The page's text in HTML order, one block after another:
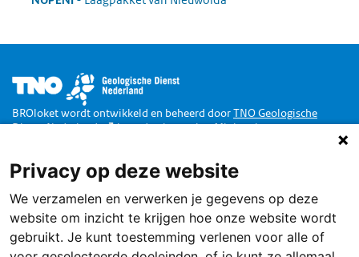
Afbeelding
BROloket wordt ontwikkeld en beheerd doorTNO Geologische
Dienst Nederland
in opdracht van hetMinisterie van
Doe mee
Dankzij de Wet Basisregistratie Ondergrond zijn alle publieke
gegevens van de Nederlandse ondergrond toegankelijk via een loket,
het BROloket.
Ook jij kunt daarbij helpen
Privacy op deze website
We verzamelen en verwerken je gegevens op deze
website om inzicht te krijgen hoe onze website wordt
gebruikt. Je kunt toestemming verlenen voor alle of